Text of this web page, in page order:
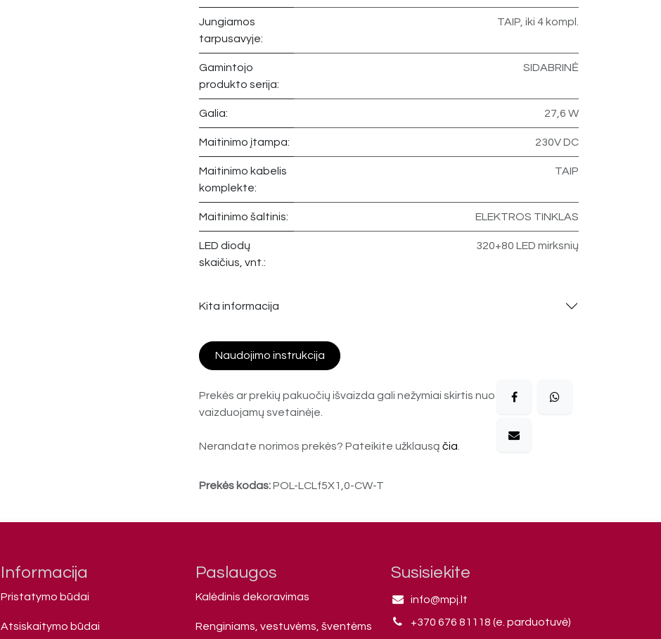
Jungiamos
tarpusavyje:
TAIP, iki 4 kompl.
Gamintojo
produkto serija:
SIDABRINĖ
Galia: 27,6 W
Maitinimo įtampa: 230V DC
Maitinimo kabelis
komplekte:
TAIP
Maitinimo šaltinis: ELEKTROS TINKLAS
LED diodų
skaičius, vnt.:
320+80 LED mirksnių
Kita informacija
Naudojimo instrukcija
Prekės ar prekių pakuočių išvaizda gali nežymiai skirtis nuo
vaizduojamų svetainėje.
Nerandate norimos prekės? Pateikite užklausą čia
Prekės kodas:POL-LCLf5X1,0-CW-T
Informacija
Pristatymo būdai
Atsiskaitymo būdai
Paslaugos
Kalėdinis dekoravimas
Renginiams, vestuvėms, šventėms
Susisiekite
info@mpj.lt
+370 676 81118 (e. parduotuvė)